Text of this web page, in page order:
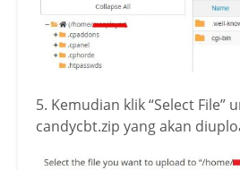
5. Kemudian klik“Select File”
candycbt.zip yang akan